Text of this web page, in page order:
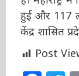
आए, जहां अब
लोगों की मौत
दौरान आठ
हुए हैं। देश के
से प्रभावित